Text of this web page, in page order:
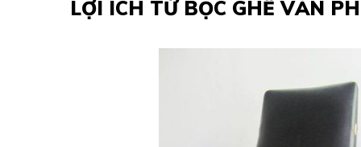
LỢI ÍCH TỪ BỌC GHẾ VĂN